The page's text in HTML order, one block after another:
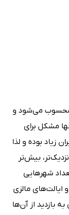
محسوب می‌شود و
مشکل برای
زیاد بوده و لذا
بیش‌تر
شهرهایی
ایالت‌های مالزی
بازدید از آن‌ها